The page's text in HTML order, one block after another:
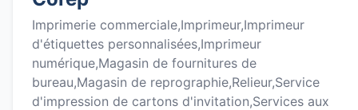
Imprimerie commerciale,Imprimeur,Imprimeur
d'étiquettes personnalisées,Imprimeur
numérique,Magasin de fournitures de
bureau,Magasin de reprographie,Relieur,Service
d'impression de cartons d'invitation,Services aux